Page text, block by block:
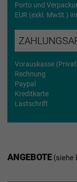
Porto und
EUR (exkl. MwSt.)
Vorauskasse
Rechnung
Paypal
Kreditkarte
Lastschrift
ANGEBOTE (siehe